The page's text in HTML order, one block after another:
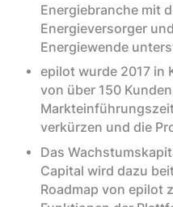
Energiebranche mit
Energieversorger
Energiewende
epilot wurde 2017 in
von über 150
verkürzen und die
Das
Capital wird dazu
Roadmap von epilot